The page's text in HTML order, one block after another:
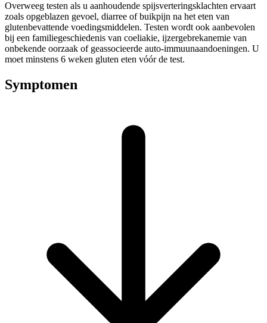
Overweeg testen als u aanhoudende spijsverteringsklachten ervaart
zoals opgeblazen gevoel, diarree of buikpijn na het eten van
glutenbevattende voedingsmiddelen. Testen wordt ook aanbevolen
bij een familiegeschiedenis van coeliakie, ijzergebrekanemie van
onbekende oorzaak of geassocieerde auto-immuunaandoeningen. U
moet minstens 6 weken gluten eten vóór de test.
Symptomen